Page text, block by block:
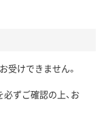
受けできません。
必ずご確認の上、お